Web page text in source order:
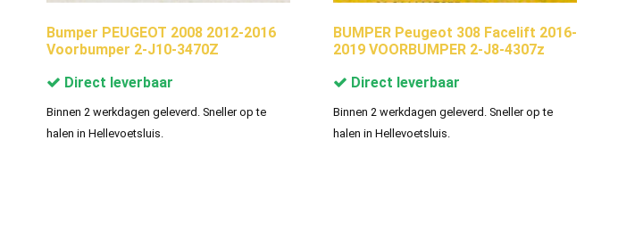
Bumper PEUGEOT 2008 2012-2016
Voorbumper 2-J10-3470Z
Direct leverbaar
Binnen 2 werkdagen geleverd. Sneller op te
halen in Hellevoetsluis.
BUMPER Peugeot 308 Facelift 2016-
2019 VOORBUMPER 2-J8-4307z
Direct leverbaar
Binnen 2 werkdagen geleverd. Sneller op te
halen in Hellevoetsluis.